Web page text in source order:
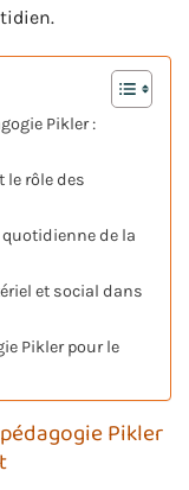
Pikler :
le rôle des
de la
et social dans
Pikler pour le
Pikler